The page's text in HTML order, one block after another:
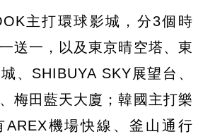
主打環球影城，分3個時
送一，以及東京晴空塔、東
、SHIBUYA SKY展望台、
梅田藍天大廈；韓國主打樂
AREX機場快線、釜山通行